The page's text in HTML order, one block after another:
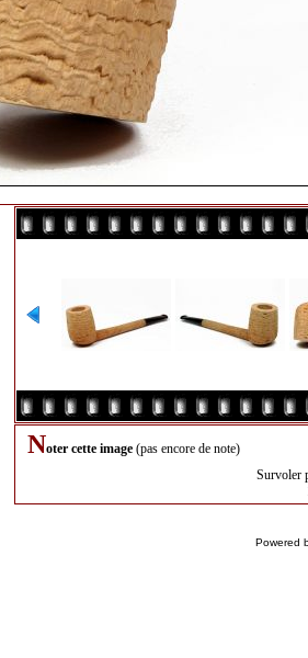
Noter cette image (pas encore de note)
Survoler
Powered